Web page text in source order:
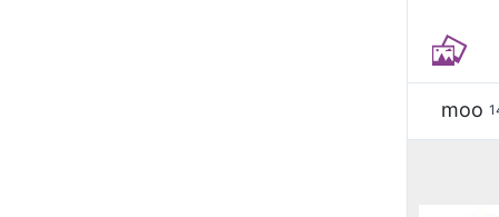
moo